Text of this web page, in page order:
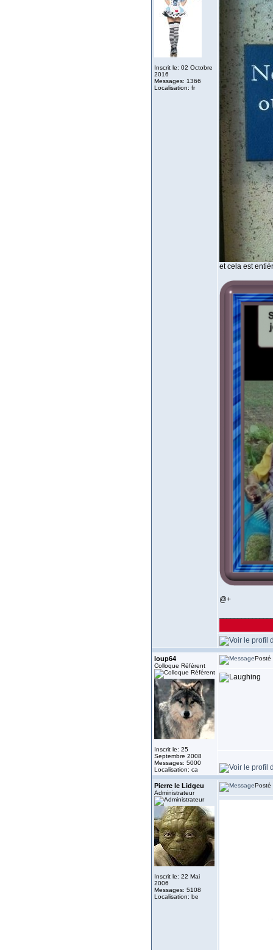
Inscrit le: 02 Octobre
2016
Messages: 1366
Localisation: fr
et cela est
@+
loup64
Colloque Référent
Inscrit le: 25
Septembre 2008
Messages: 5000
Localisation: ca
Posté
Pierre le Lidgeu
Administrateur
Inscrit le: 22 Mai
2006
Messages: 5108
Localisation: be
Posté